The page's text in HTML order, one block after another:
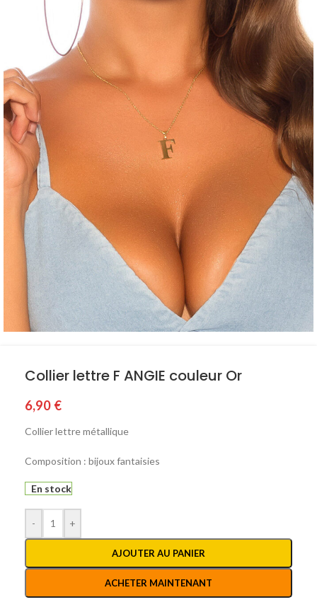
Collier lettre F ANGIE couleur Or
6,90 €
Collier lettre métallique
Composition : bijoux fantaisies
En stock
- +
AJOUTER AU PANIER
ACHETER MAINTENANT